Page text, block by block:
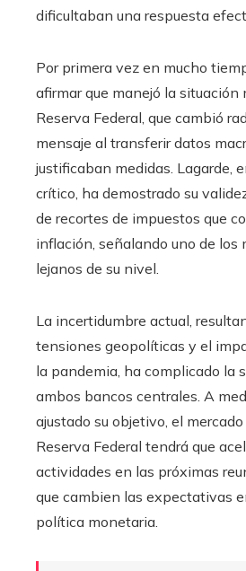
dificultaban una respuesta
Por primera vez en mucho
afirmar que manejó la situación
Reserva Federal, que cambió
mensaje al transferir datos
justificaban medidas. Lagarde,
crítico, ha demostrado su
de recortes de impuestos que
inflación, señalando uno de los
lejanos de su nivel.
La incertidumbre actual,
tensiones geopolíticas y el
la pandemia, ha complicado la
ambos bancos centrales. A
ajustado su objetivo, el
Reserva Federal tendrá que
actividades en las próximas
que cambien las expectativas
política monetaria.